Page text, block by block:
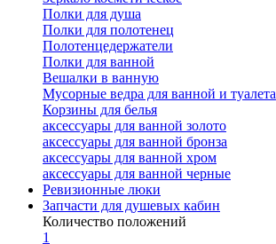
Полки для душа
Полки для полотенец
Полотенцедержатели
Полки для ванной
Вешалки в ванную
Мусорные ведра для ванной и туалета
Корзины для белья
аксессуары для ванной золото
аксессуары для ванной бронза
аксессуары для ванной хром
аксессуары для ванной черные
Ревизионные люки
Запчасти для душевых кабин
Количество положений
1